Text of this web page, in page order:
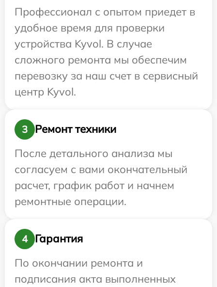
Профессионал с опытом приедет в
удобное время для проверки
устройства Kyvol. В случае
сложного ремонта мы обеспечим
перевозку за наш счет в сервисный
центр Kyvol.
3
Ремонт техники
После детального анализа мы
согласуем с вами окончательный
расчет, график работ и начнем
ремонтные операции.
4
Гарантия
По окончании ремонта и
подписания акта выполненных